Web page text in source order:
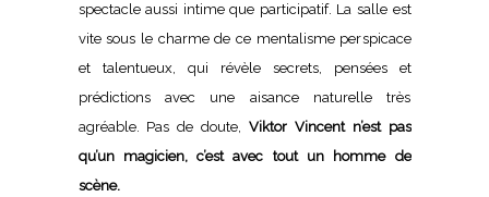
spectacle aussi intime que participatif. La salle est
vite sous le charme de ce mentalisme perspicace
et talentueux, qui révèle secrets, pensées et
prédictions avec une aisance naturelle très
agréable. Pas de doute, Viktor Vincent n’est pas
qu’un magicien, c’est avec tout un homme de
scène.